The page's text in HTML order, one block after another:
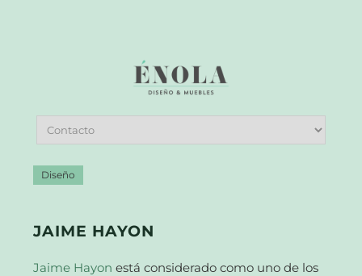
Diseño
JAIME HAYON
Jaime Hayon está considerado como uno de los